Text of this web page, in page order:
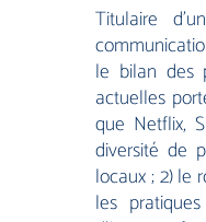
Titulaire
le bilan des
actuelles
que Netflix,
diversité de
locaux ; 2) le
les